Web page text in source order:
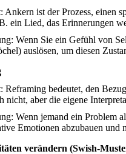
Ankern ist der Prozess, einen
ein Lied, das Erinnerungen
Wenn Sie ein Gefühl von
auslösen, um diesen
Reframing bedeutet, den
nicht, aber die eigene
Wenn jemand ein Problem
Emotionen abzubauen und
verändern (Swish-